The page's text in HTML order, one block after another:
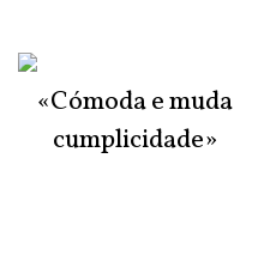
«Cómoda e muda
cumplicidade»